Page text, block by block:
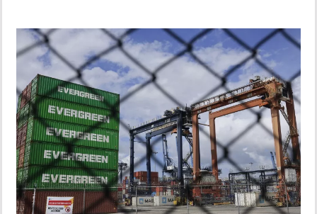
DEPORTES
MUNDO
INSÓLITAS
MULTIMEDIA
IMPRESO